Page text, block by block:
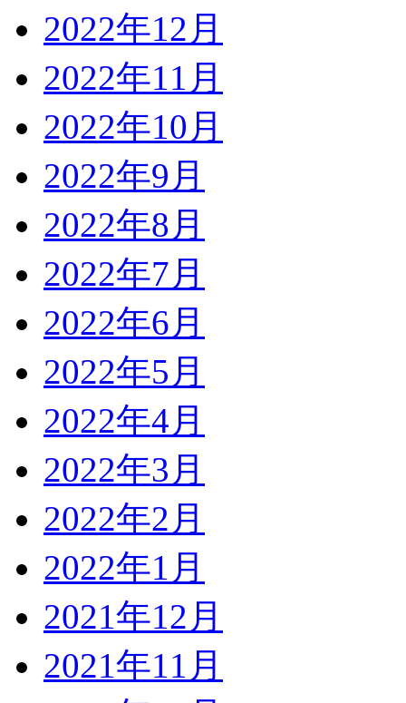
2022年12月
2022年11月
2022年10月
2022年9月
2022年8月
2022年7月
2022年6月
2022年5月
2022年4月
2022年3月
2022年2月
2022年1月
2021年12月
2021年11月